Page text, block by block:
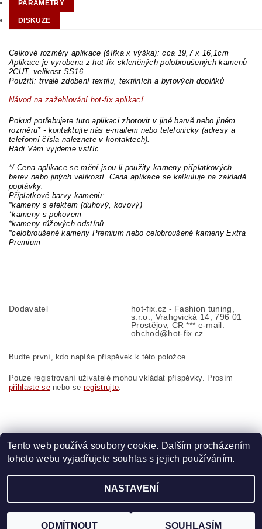
PARAMETRY
DISKUZE
Celkové rozměry aplikace (šířka x výška): cca 19,7 x 16,1cm
Aplikace je vyrobena z hot-fix skleněných polobroušených kamenů
2CUT, velikost SS16
Použití: trvalé zdobení textilu, textilních a bytových doplňků
Návod na zažehlování hot-fix aplikací
Pokud potřebujete tuto aplikaci zhotovit v jiné barvě nebo jiném
rozměru* - kontaktujte nás e-mailem nebo telefonicky (adresy a
telefonní čísla naleznete v kontaktech).
Rádi Vám vyjdeme vstříc
*/ Cena aplikace se mění jsou-li použity kameny příplatkových
barev nebo jiných velikostí. Cena aplikace se kalkuluje na zakladě
poptávky.
Příplatkové barvy kamenů:
*kameny s efektem (duhový, kovový)
*kameny s pokovem
*kameny růžových odstínů
*celobroušené kameny Premium nebo celobroušené kameny Extra
Premium
Dodavatel
hot-fix.cz - Fashion tuning,
s.r.o., Vrahovická 14, 796 01
Prostějov, ČR *** e-mail:
obchod@hot-fix.cz
Buďte první, kdo napíše příspěvek k této položce.
Pouze registrovaní uživatelé mohou vkládat příspěvky. Prosím
přihlaste senebo se registrujte.
Zboží.cz | Heureka.cz | Vyšívací.cz | Crystalstyle.cz
2026 ©HOT-FIX, všechna práva vyhrazena
Tento web používá soubory cookie. Dalším procházením
tohoto webu vyjadřujete souhlas s jejich používáním.
NASTAVENÍ
ODMÍTNOUT SOUHLASÍM